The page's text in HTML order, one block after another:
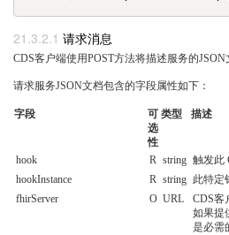
请求消息
CDS客户端使用POST方法将描述服务的JSON
请求服务JSON文档包含的字段属性如下：
字段
可
选
性
类型 描述
hook R string 触发此
hookInstance
R string 此特定
fhirServer
O URL
CDS客
如果提
是必需